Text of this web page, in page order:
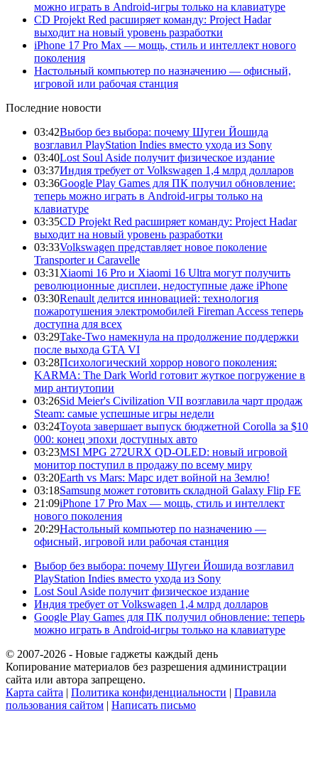
можно играть в Android-игры только на клавиатуре
CD Projekt Red расширяет команду: Project Hadar
выходит на новый уровень разработки
iPhone 17 Pro Max — мощь, стиль и интеллект нового
поколения
Настольный компьютер по назначению — офисный,
игровой или рабочая станция
Последние новости
03:42Выбор без выбора: почему Шугеи Йошида
возглавил PlayStation Indies вместо ухода из Sony
03:40Lost Soul Aside получит физическое издание
03:37Индия требует от Volkswagen 1,4 млрд долларов
03:36Google Play Games для ПК получил обновление:
теперь можно играть в Android-игры только на
клавиатуре
03:35CD Projekt Red расширяет команду: Project Hadar
выходит на новый уровень разработки
03:33Volkswagen представляет новое поколение
Transporter и Caravelle
03:31 Xiaomi 16 Pro и Xiaomi 16 Ultra могут получить
революционные дисплеи, недоступные даже iPhone
03:30Renault делится инновацией: технология
пожаротушения электромобилей Fireman Access теперь
доступна для всех
03:29Take-Two намекнула на продолжение поддержки
после выхода GTA VI
03:28Психологический хоррор нового поколения:
KARMA: The Dark World готовит жуткое погружение в
мир антиутопии
03:26Sid Meier's Civilization VII возглавила чарт продаж
Steam: самые успешные игры недели
03:24Toyota завершает выпуск бюджетной Corolla за $10
000: конец эпохи доступных авто
03:23MSI MPG 272URX QD-OLED: новый игровой
монитор поступил в продажу по всему миру
03:20Earth vs Mars: Марс идет войной на Землю!
03:18Samsung может готовить складной Galaxy Flip FE
21:09iPhone 17 Pro Max — мощь, стиль и интеллект
нового поколения
20:29Настольный компьютер по назначению —
офисный, игровой или рабочая станция
Выбор без выбора: почему Шугеи Йошида возглавил
PlayStation Indies вместо ухода из Sony
Lost Soul Aside получит физическое издание
Индия требует от Volkswagen 1,4 млрд долларов
Google Play Games для ПК получил обновление: теперь
можно играть в Android-игры только на клавиатуре
© 2007-2026 - Новые гаджеты каждый день
Копирование материалов без разрешения администрации
сайта или автора запрещено.
Карта сайта | Политика конфиденциальности | Правила
пользования сайтом | Написать письмо